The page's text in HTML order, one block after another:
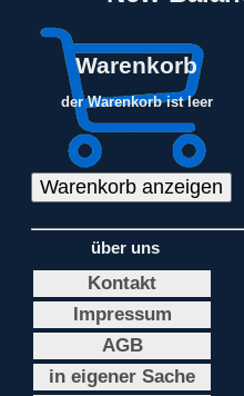
Warenkorb
der Warenkorb ist leer
über uns
Kontakt
Impressum
AGB
in eigener Sache